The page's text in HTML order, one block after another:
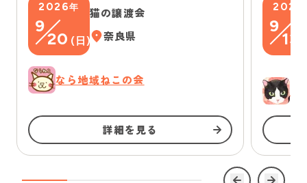
2026年
9
20 ( 日)
猫の譲渡会
奈良県
なら地域ねこの会
詳細を見る
2026
9
13
ゆ